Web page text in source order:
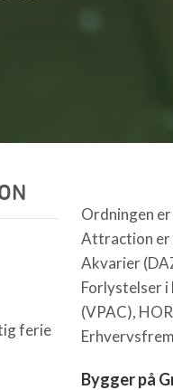
ferie
Ordningen
Attraction er
Akvarier
Forlystelser
(VPAC),
Bygger på